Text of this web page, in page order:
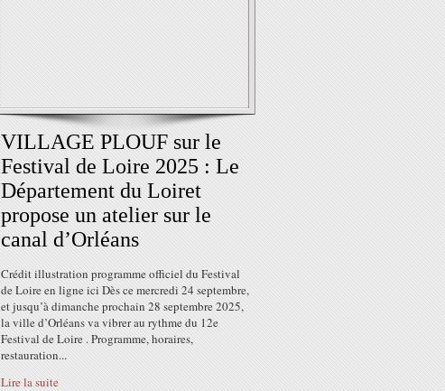
VILLAGE PLOUF sur le
Festival de Loire 2025 : Le
Département du Loiret
propose un atelier sur le
canal d’Orléans
Crédit illustration programme officiel du Festival
de Loire en ligne ici Dès ce mercredi 24 septembre,
et jusqu’à dimanche prochain 28 septembre 2025,
la ville d’Orléans va vibrer au rythme du 12e
Festival de Loire . Programme, horaires,
restauration...
Lire la suite